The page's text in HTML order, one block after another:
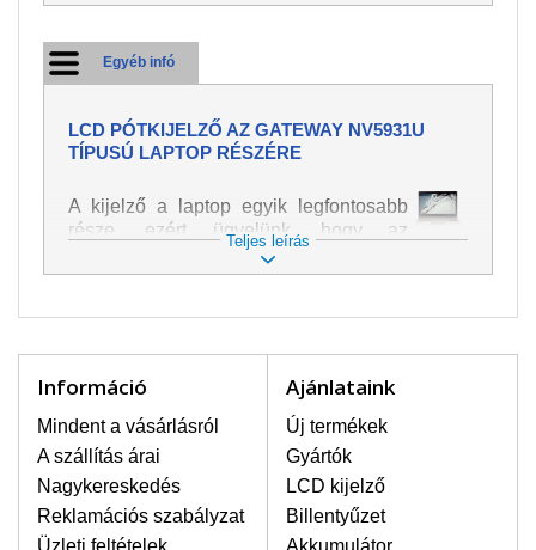
Egyéb infó
LCD PÓTKIJELZŐ AZ GATEWAY NV5931U
TÍPUSÚ LAPTOP RÉSZÉRE
A kijelző a laptop egyik legfontosabb
része, ezért ügyelünk, hogy az
pótalkatrész a legjobb minőségű
legyen. A kép és szöveg különféle
laptoppal legnagyobb óvatossággal
bekövetkezett sérülések közé a
mechanikai sérüléseket lehet besorolni,
mint pl. széttört vagy megrepedt kijelző.
Továbbá még a függőleges csíkozást,
kijelző sötétségét, villogását vagy
egyenetlen fényességét.
Teljes leírás
Információ
Mindent a vásárlásról
A szállítás árai
Nagykereskedés
Reklamációs szabályzat
Üzleti feltételek
Ajánlataink
Új termékek
Gyártók
LCD kijelző
Billentyűzet
Akkumulátor